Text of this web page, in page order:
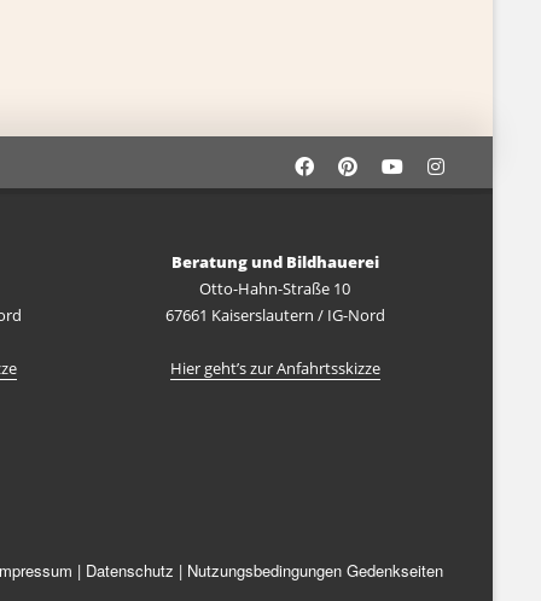
Beratung und Bildhauerei
Otto-Hahn-Straße 10
67661 Kaiserslautern / IG-Nord
Hier geht’s zur Anfahrtsskizze
| Datenschutz | Nutzungsbedingungen Gedenkseiten